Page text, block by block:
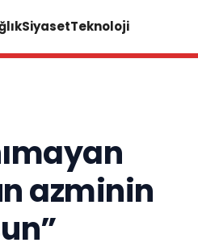
SiyasetTeknoloji
azminin